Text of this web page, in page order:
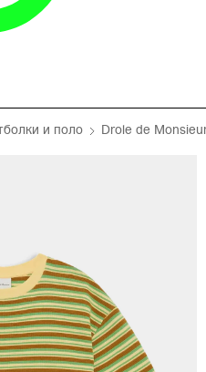
и поло Drole de